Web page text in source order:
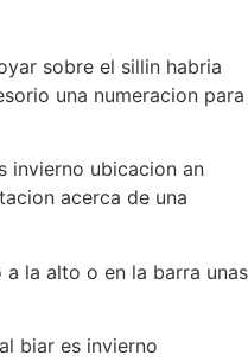
sobre el silli­n habria
una numeracion para
invierno ubicacion an
acerca de una
la alto o en la barra unas
biar es invierno